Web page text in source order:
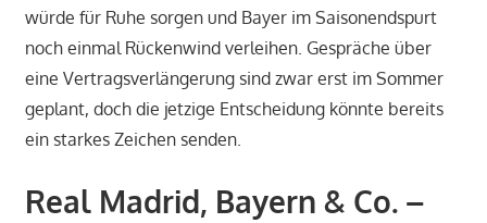
würde für Ruhe sorgen und Bayer im Saisonendspurt
noch einmal Rückenwind verleihen. Gespräche über
eine Vertragsverlängerung sind zwar erst im Sommer
geplant, doch die jetzige Entscheidung könnte bereits
ein starkes Zeichen senden.
Real Madrid, Bayern & Co. –